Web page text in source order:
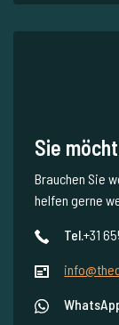
Sie
Brauchen Sie
helfen gerne
Tel.+31